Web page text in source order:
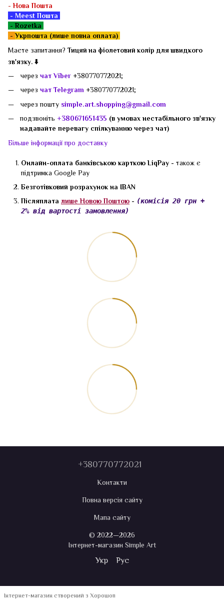
-Нова Пошта
- Meest Пошта
- Rozetka
-Укрпошта (лише повна оплата)
Маєте запитання? Тицяй на фіолетовий колір для швидкого
зв'язку. ⬇️
через чат Viber +380770772021;
через чат Telegram +380770772021;
через пошту simple.art.shopping@gmail.com
подзвоніть +380671651435 (в умовах нестабільного зв'язку
надавайте перевагу спілкуванню через чат)
Більше інформації про доставку
Онлайн-оплата банківською карткою LiqPay - також є
підтримка Google Pay
Безготівковий розрахунок на IBAN
Післяплата лише Новою Поштою - (комісія 20 грн +
2% від вартості замовлення)
+380770772021
Контакти
Повна версія сайту
Мапа сайту
© 2022—2026
Інтернет-магазин Simple Art
Укр Рус
Інтернет-магазин створений з Хорошоп